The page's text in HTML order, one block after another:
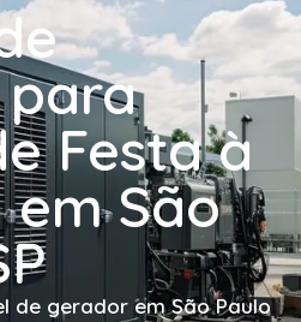
Festa à
em São
de gerador em São Paulo